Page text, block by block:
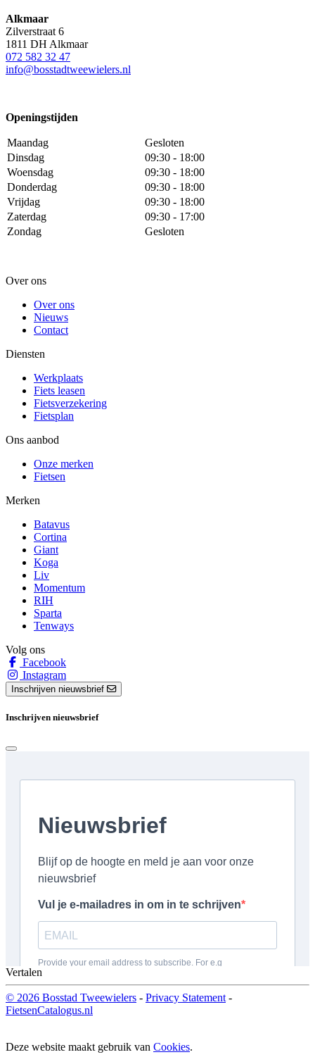
Alkmaar
Zilverstraat 6
1811 DH Alkmaar
072 582 32 47
info@bosstadtweewielers.nl
Openingstijden
Maandag
Gesloten
Dinsdag
09:30 - 18:00
Woensdag
09:30 - 18:00
Donderdag
09:30 - 18:00
Vrijdag
09:30 - 18:00
Zaterdag
09:30 - 17:00
Zondag
Gesloten
Over ons
Over ons
Nieuws
Contact
Diensten
Werkplaats
Fiets leasen
Fietsverzekering
Fietsplan
Ons aanbod
Onze merken
Fietsen
Merken
Batavus
Cortina
Giant
Koga
Liv
Momentum
RIH
Sparta
Tenways
Volg ons
Facebook
Instagram
Inschrijven nieuwsbrief
Inschrijven nieuwsbrief
Vertalen
© 2026 Bosstad Tweewielers - Privacy Statement -
FietsenCatalogus.nl
Deze website maakt gebruik van Cookies.